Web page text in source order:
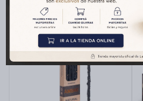
Productos que te